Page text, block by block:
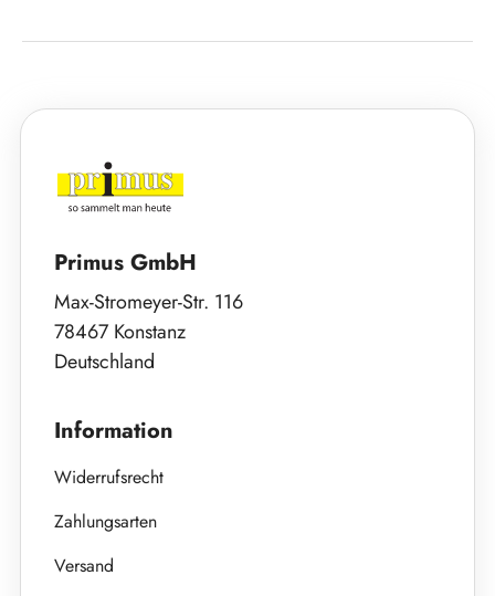
Primus GmbH
Max-Stromeyer-Str. 116
78467 Konstanz
Deutschland
Information
Widerrufsrecht
Zahlungsarten
Versand